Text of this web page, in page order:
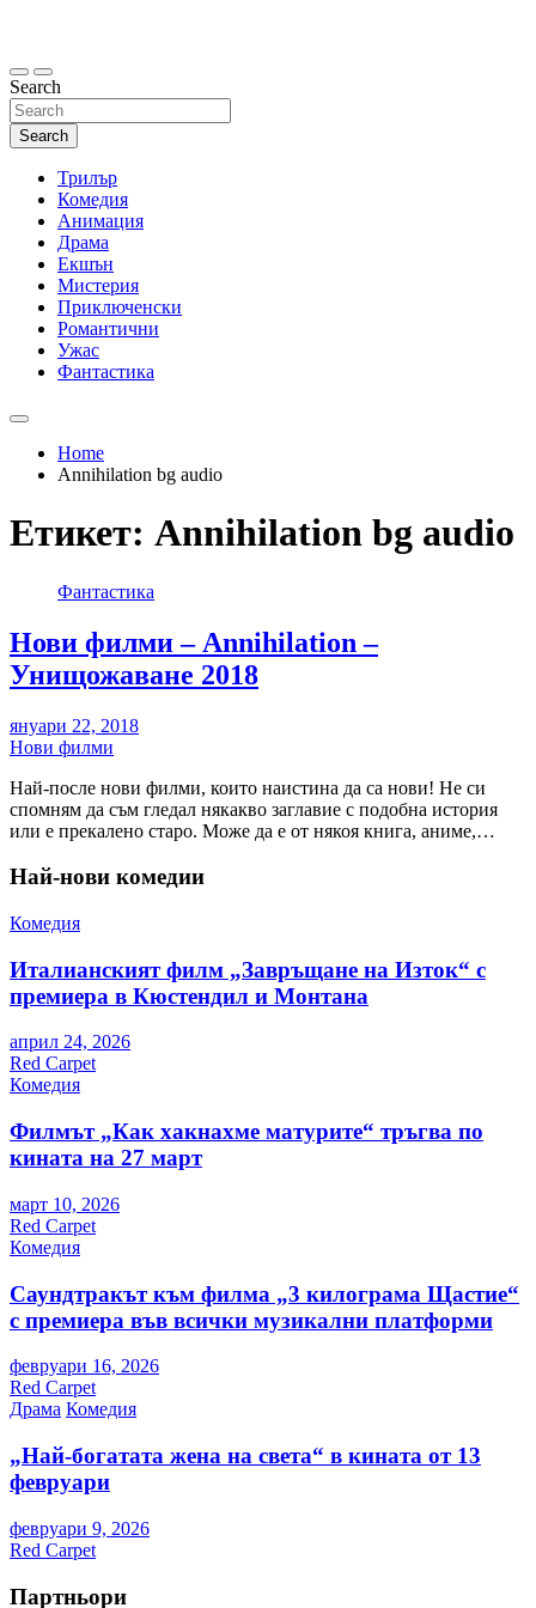
Search
Search
Трилър
Комедия
Анимация
Драма
Екшън
Мистерия
Приключенски
Романтични
Ужас
Фантастика
Home
Annihilation bg audio
Етикет: Annihilation bg audio
Фантастика
Нови филми – Annihilation –
Унищожаване 2018
януари 22, 2018
Нови филми
Най-после нови филми, които наистина да са нови! Не си
спомням да съм гледал някакво заглавие с подобна история
или е прекалено старо. Може да е от някоя книга, аниме,…
Най-нови комедии
Комедия
Италианският филм „Завръщане на Изток“ с
премиера в Кюстендил и Монтана
април 24, 2026
Red Carpet
Комедия
Филмът „Как хакнахме матурите“ тръгва по
кината на 27 март
март 10, 2026
Red Carpet
Комедия
Саундтракът към филма „3 килограма Щастие“
с премиера във всички музикални платформи
февруари 16, 2026
Red Carpet
Драма Комедия
„Най-богатата жена на света“ в кината от 13
февруари
февруари 9, 2026
Red Carpet
Партньори